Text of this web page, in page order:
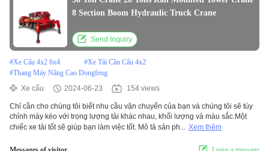
8 Section Boom Hydraulic Truck Crane
Send Inquiry
#Xe Cẩu 4x2 6x4 #Xe Tải Cần Cẩu 4x2
#Thang Máy Nâng Cao Dongfeng
Xe cẩu
2024-06-23 154 views
Chỉ cần cho chúng tôi biết nhu cầu vận chuyển của bạn và chúng tôi sẽ tùy
chỉnh máy kéo với trọng lượng tải khác nhau, khối lượng và màu sắc.Một
chiếc xe tải tốt sẽ giúp bạn làm việc tốt. Mô tả sản ph... Xem thêm